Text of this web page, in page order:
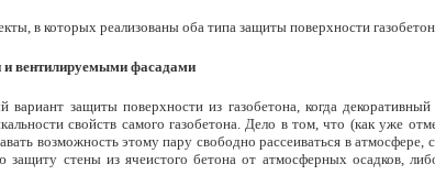
в которых реализованы оба типа защиты поверхности
и вентилируемыми фасадами
вариант защиты поверхности из газобетона, когда
свойств самого газобетона. Дело в том, что (как уже
возможность этому пару свободно рассеиваться в
защиту стены из ячеистого бетона от атмосферных осадков,